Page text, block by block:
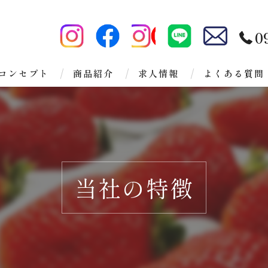
ンセプト 商品紹介 求人情報 よくある質問
当社の特徴